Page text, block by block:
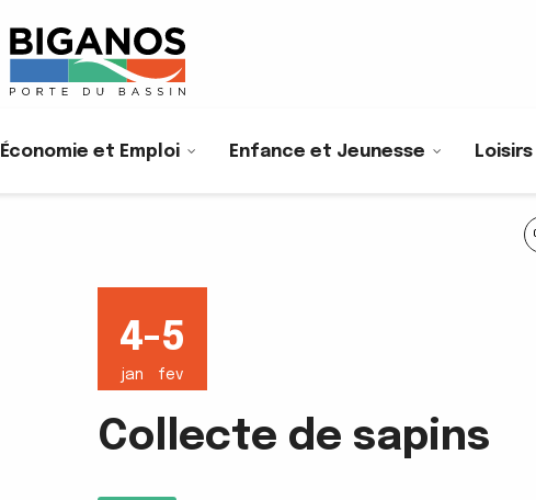
Économie et Emploi Enfance et Jeunesse Loisirs
4-5
jan fev
Collecte de sapins